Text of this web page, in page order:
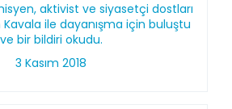
aktivist ve siyasetçi dostları
Kavala ile dayanışma için buluştu
ve bir bildiri okudu.
3 Kasım 2018